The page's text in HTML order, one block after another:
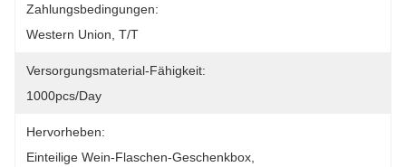
Zahlungsbedingungen:
Western Union, T/T
Versorgungsmaterial-Fähigkeit:
1000pcs/day
Hervorheben:
Einteilige Wein-Flaschen-Geschenkbox